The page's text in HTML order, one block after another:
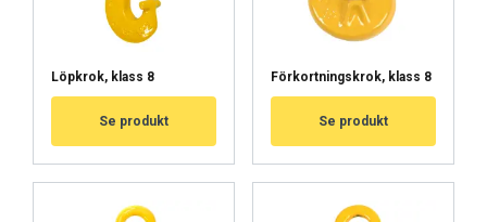
Löpkrok, klass 8
Se produkt
Förkortningskrok, klass 8
Se produkt
NÄYTÄ TIEDOT